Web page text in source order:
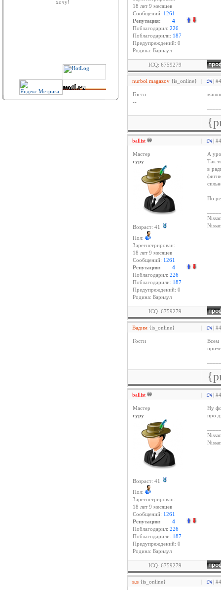
хочу!
18 лет 9 месяцев
Сообщений: 1261
Репутация: 4
Поблагодарил: 226
Поблагодарили: 187
Предупреждений: 0
Родина: Барнаул
ICQ: 6759279
nurbol magazov {is_online} | |
Гости
--
ballist | |
Мастер
гуру
Возраст: 41
Пол:
Зарегистрирован:
18 лет 9 месяцев
Сообщений: 1261
Репутация: 4
Поблагодарил: 226
Поблагодарили: 187
Предупреждений: 0
Родина: Барнаул
А
Так
в
По
ICQ: 6759279
Вадим {is_online} | |
Гости
--
Всем
ballist | |
Мастер
гуру
Возраст: 41
Пол:
Зарегистрирован:
18 лет 9 месяцев
Сообщений: 1261
Репутация: 4
Поблагодарил: 226
Поблагодарили: 187
Предупреждений: 0
Родина: Барнаул
Ну
про
ICQ: 6759279
в.в {is_online} | |